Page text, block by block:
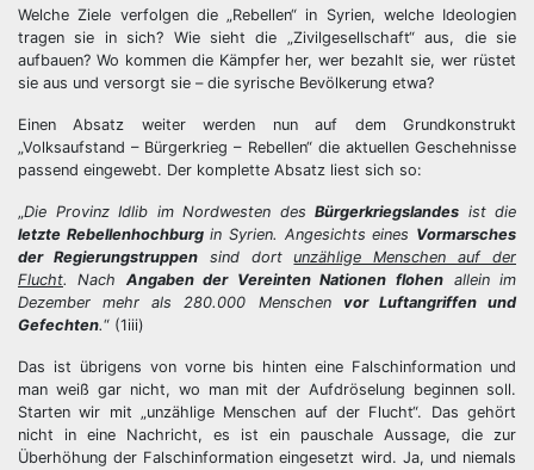
Welche Ziele verfolgen die „Rebellen“ in Syrien, welche Ideologien
tragen sie in sich? Wie sieht die „Zivilgesellschaft“ aus, die sie
aufbauen? Wo kommen die Kämpfer her, wer bezahlt sie, wer rüstet
sie aus und versorgt sie – die syrische Bevölkerung etwa?
Einen Absatz weiter werden nun auf dem Grundkonstrukt
„Volksaufstand – Bürgerkrieg – Rebellen“ die aktuellen Geschehnisse
passend eingewebt. Der komplette Absatz liest sich so:
„Die Provinz Idlib im Nordwesten des Bürgerkriegslandes ist die
letzte Rebellenhochburgin Syrien. Angesichts eines Vormarsches
der Regierungstruppensind dortunzählige Menschen auf der
Flucht. Nach Angaben der Vereinten Nationen flohen allein im
Dezember mehr als 280.000 Menschen vor Luftangriffen und
Gefechten.“ (1iii)
Das ist übrigens von vorne bis hinten eine Falschinformation und
man weiß gar nicht, wo man mit der Aufdröselung beginnen soll.
Starten wir mit „unzählige Menschen auf der Flucht“. Das gehört
nicht in eine Nachricht, es ist ein pauschale Aussage, die zur
Überhöhung der Falschinformation eingesetzt wird. Ja, und niemals